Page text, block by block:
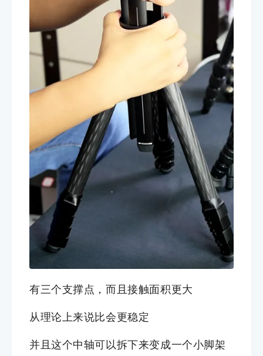
有三个支撑点，而且接触面积更大
从理论上来说比会更稳定
并且这个中轴可以拆下来变成一个小脚架